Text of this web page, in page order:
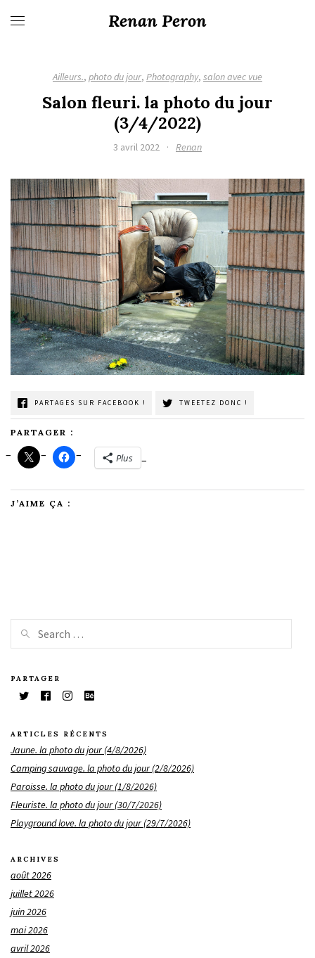
Renan Peron
Ailleurs., photo du jour, Photography, salon avec vue
Salon fleuri. la photo du jour
(3/4/2022)
3 avril 2022 · Renan
PARTAGES SUR FACEBOOK ! TWEETEZ DONC !
PARTAGER :
Plus
J’AIME ÇA :
PARTAGER
ARTICLES RÉCENTS
Jaune. la photo du jour (4/8/2026)
Camping sauvage. la photo du jour (2/8/2026)
Paroisse. la photo du jour (1/8/2026)
Fleuriste. la photo du jour (30/7/2026)
Playground love. la photo du jour (29/7/2026)
ARCHIVES
août 2026
juillet 2026
juin 2026
mai 2026
avril 2026